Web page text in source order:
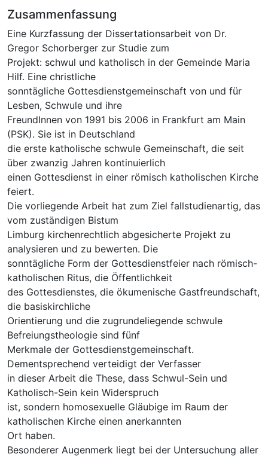
Zusammenfassung
Eine Kurzfassung der Dissertationsarbeit von Dr.
Gregor Schorberger zur Studie zum
Projekt: schwul und katholisch in der Gemeinde Maria
Hilf. Eine christliche
sonntägliche Gottesdienstgemeinschaft von und für
Lesben, Schwule und ihre
FreundInnen von 1991 bis 2006 in Frankfurt am Main
(PSK). Sie ist in Deutschland
die erste katholische schwule Gemeinschaft, die seit
über zwanzig Jahren kontinuierlich
einen Gottesdienst in einer römisch katholischen Kirche
feiert.
Die vorliegende Arbeit hat zum Ziel fallstudienartig, das
vom zuständigen Bistum
Limburg kirchenrechtlich abgesicherte Projekt zu
analysieren und zu bewerten. Die
sonntägliche Form der Gottesdienstfeier nach römisch-
katholischen Ritus, die Öffentlichkeit
des Gottesdienstes, die ökumenische Gastfreundschaft,
die basiskirchliche
Orientierung und die zugrundeliegende schwule
Befreiungstheologie sind fünf
Merkmale der Gottesdienstgemeinschaft.
Dementsprechend verteidigt der Verfasser
in dieser Arbeit die These, dass Schwul-Sein und
Katholisch-Sein kein Widerspruch
ist, sondern homosexuelle Gläubige im Raum der
katholischen Kirche einen anerkannten
Ort haben.
Besonderer Augenmerk liegt bei der Untersuchung aller